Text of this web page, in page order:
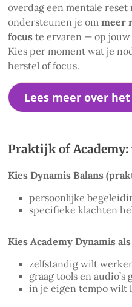
overdag een mentale reset
ondersteunen je ommeer
focus te ervaren — op
Kies per moment wat je
herstel of focus.
Lees meer over
Praktijk of
Kies Dynamis Balans
persoonlijke
specifieke klachten
Kies Academy Dynamis
zelfstandig wilt
graag tools en
in je eigen tempo wilt